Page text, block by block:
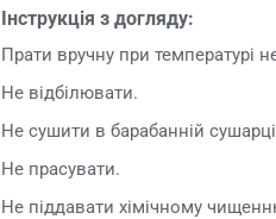
Інструкція з догляду:
Прати вручну при температурі
Не відбілювати.
Не сушити в барабанній
Не прасувати.
Не піддавати хімічному